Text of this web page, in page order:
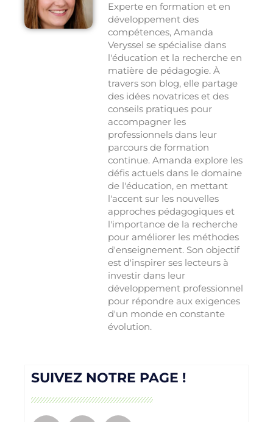
Experte en formation et en
développement des
compétences, Amanda
Veryssel se spécialise dans
l'éducation et la recherche en
matière de pédagogie. À
travers son blog, elle partage
des idées novatrices et des
conseils pratiques pour
accompagner les
professionnels dans leur
parcours de formation
continue. Amanda explore les
défis actuels dans le domaine
de l'éducation, en mettant
l'accent sur les nouvelles
approches pédagogiques et
l'importance de la recherche
pour améliorer les méthodes
d'enseignement. Son objectif
est d'inspirer ses lecteurs à
investir dans leur
développement professionnel
pour répondre aux exigences
d'un monde en constante
évolution.
SUIVEZ NOTRE PAGE !